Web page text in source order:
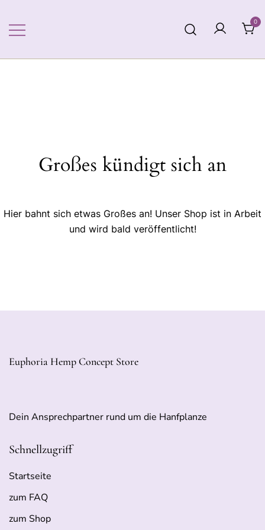
Inhalt
springen
0
Großes kündigt sich an
Hier bahnt sich etwas Großes an! Unser Shop ist in Arbeit
und wird bald veröffentlicht!
Euphoria Hemp Concept Store
Dein Ansprechpartner rund um die Hanfplanze
Schnellzugriff
Startseite
zum FAQ
zum Shop